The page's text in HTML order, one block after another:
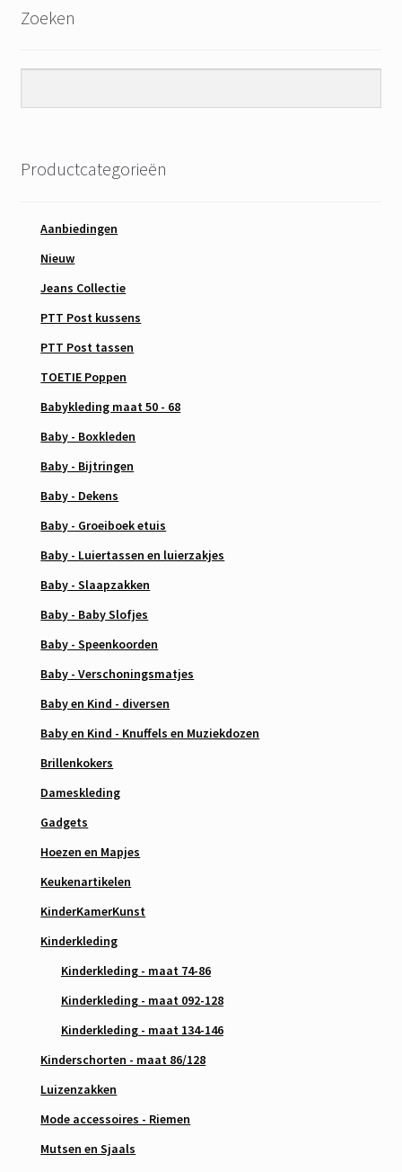
Zoeken
Productcategorieën
Aanbiedingen
Nieuw
Jeans Collectie
PTT Post kussens
PTT Post tassen
TOETIE Poppen
Babykleding maat 50 - 68
Baby - Boxkleden
Baby - Bijtringen
Baby - Dekens
Baby - Groeiboek etuis
Baby - Luiertassen en luierzakjes
Baby - Slaapzakken
Baby - Baby Slofjes
Baby - Speenkoorden
Baby - Verschoningsmatjes
Baby en Kind - diversen
Baby en Kind - Knuffels en Muziekdozen
Brillenkokers
Dameskleding
Gadgets
Hoezen en Mapjes
Keukenartikelen
KinderKamerKunst
Kinderkleding
Kinderkleding - maat 74-86
Kinderkleding - maat 092-128
Kinderkleding - maat 134-146
Kinderschorten - maat 86/128
Luizenzakken
Mode accessoires - Riemen
Mutsen en Sjaals